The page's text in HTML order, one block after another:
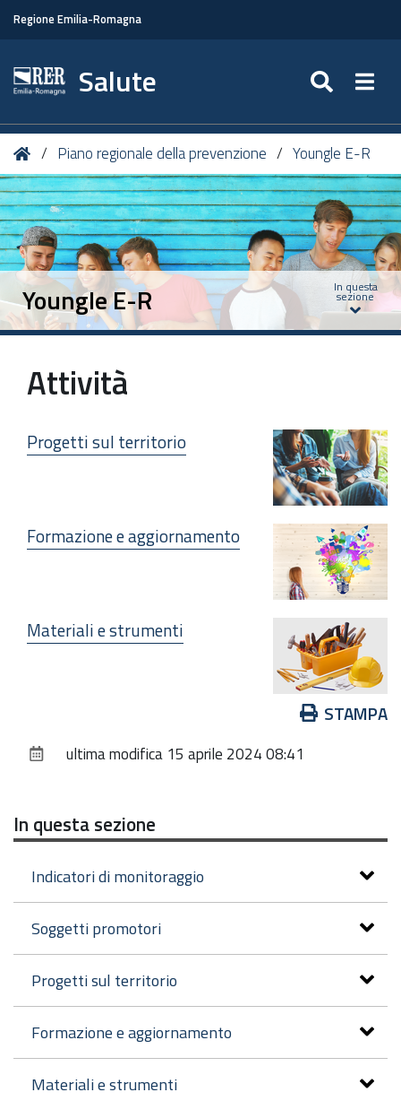
Regione Emilia-Romagna
Salute
Tu
sei
qui:
HomePiano regionale della prevenzione Youngle E-R
Youngle E-R In questa
sezione
Attività
Progetti sul territorio
Formazione e aggiornamento
Materiali e strumenti
documento
STAMPA
ultima modifica 15 aprile 2024 08:41
In questa sezione
Indicatori di monitoraggio
Soggetti promotori
Progetti sul territorio
Formazione e aggiornamento
Materiali e strumenti